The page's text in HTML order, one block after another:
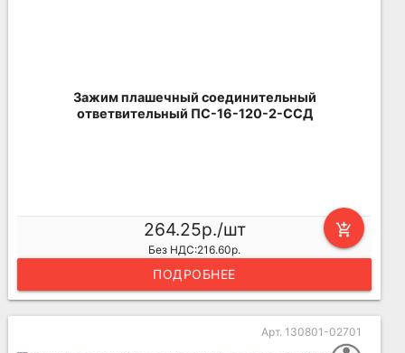
Зажим плашечный соединительный
ответвительный ПС-16-120-2-ССД
add_shopping_cart
264.25р./шт
Без НДС:216.60р.
ПОДРОБНЕЕ
Арт. 130801-02701